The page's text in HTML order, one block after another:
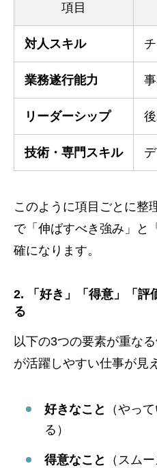
項目
対人スキル
業務遂行能力
リーダーシップ
技術・専門スキル
このように項目ごとに整
で「伸ばすべき強み」と
確になります。
2. 「好き」「得意」「評
る
以下の3つの要素が重な
が活躍しやすい仕事が見
好きなこと
（やっ
る）
得意なこと
（スム